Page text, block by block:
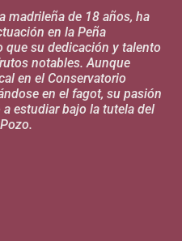
madrileña de 18 años, ha
en la Peña
que su dedicación y talento
notables. Aunque
en el Conservatorio
en el fagot, su pasión
estudiar bajo la tutela del